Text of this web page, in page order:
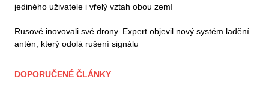
jediného uživatele i vřelý vztah obou zemí
Rusové inovovali své drony. Expert objevil nový systém ladění
antén, který odolá rušení signálu
DOPORUČENÉ ČLÁNKY